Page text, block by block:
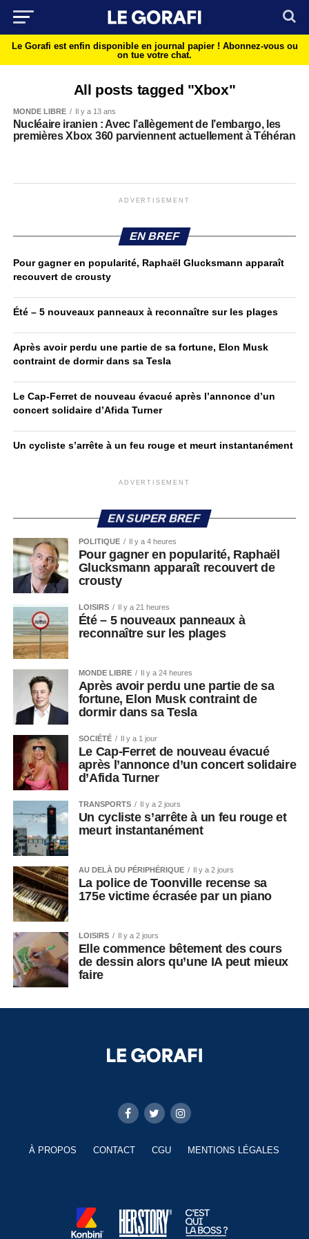
Le Gorafi est enfin disponible en journal papier ! Abonnez-vous ou
on tue votre chat.
All posts tagged "Xbox"
MONDE LIBRE Il y a 13 ans
Nucléaire iranien : Avec l’allègement de l’embargo, les
premières Xbox 360 parviennent actuellement à Téhéran
ADVERTISEMENT
EN BREF
Pour gagner en popularité, Raphaël Glucksmann apparaît
recouvert de crousty
Été – 5 nouveaux panneaux à reconnaître sur les plages
Après avoir perdu une partie de sa fortune, Elon Musk
contraint de dormir dans sa Tesla
Le Cap-Ferret de nouveau évacué après l’annonce d’un
concert solidaire d’Afida Turner
Un cycliste s’arrête à un feu rouge et meurt instantanément
ADVERTISEMENT
EN SUPER BREF
POLITIQUE Il y a 4 heures
Pour gagner en popularité, Raphaël
Glucksmann apparaît recouvert de
crousty
LOISIRS Il y a 21 heures
Été – 5 nouveaux panneaux à
reconnaître sur les plages
MONDE LIBRE Il y a 24 heures
Après avoir perdu une partie de sa
fortune, Elon Musk contraint de
dormir dans sa Tesla
SOCIÉTÉ Il y a 1 jour
Le Cap-Ferret de nouveau évacué
après l’annonce d’un concert solidaire
d’Afida Turner
TRANSPORTS Il y a 2 jours
Un cycliste s’arrête à un feu rouge et
meurt instantanément
AU DELÀ DU PÉRIPHÉRIQUE Il y a 2 jours
La police de Toonville recense sa
175e victime écrasée par un piano
LOISIRS Il y a 2 jours
Elle commence bêtement des cours
de dessin alors qu’une IA peut mieux
faire
À PROPOS CONTACT CGU MENTIONS LÉGALES